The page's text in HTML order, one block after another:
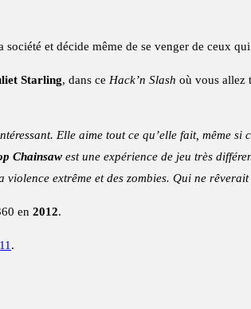
et décide même de se venger de ceux
Starling, dans ce Hack’n Slash où vous allez
Elle aime tout ce qu’elle fait, même
Chainsaw est une expérience de jeu très
extrême et des zombies. Qui ne
en 2012.
.